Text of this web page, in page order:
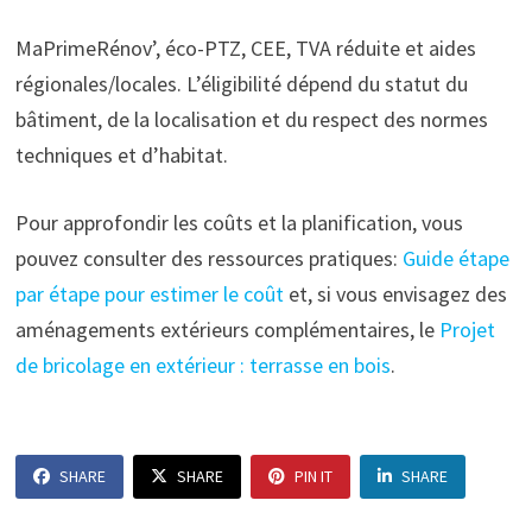
MaPrimeRénov’, éco-PTZ, CEE, TVA réduite et aides
régionales/locales. L’éligibilité dépend du statut du
bâtiment, de la localisation et du respect des normes
techniques et d’habitat.
Pour approfondir les coûts et la planification, vous
pouvez consulter des ressources pratiques: Guide étape
par étape pour estimer le coûtet, si vous envisagez des
aménagements extérieurs complémentaires, le Projet
de bricolage en extérieur : terrasse en bois.
SHARE SHARE PIN IT SHARE